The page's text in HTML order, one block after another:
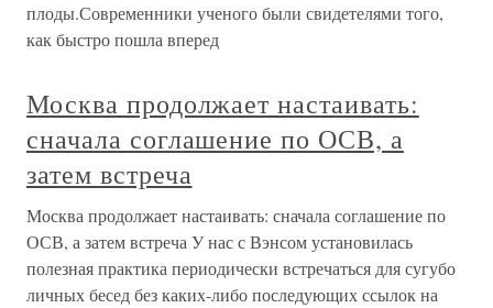
плоды.Современники ученого были свидетелями того,
как быстро пошла вперед
Москва продолжает настаивать:
сначала соглашение по ОСВ, а
затем встреча
Москва продолжает настаивать: сначала соглашение по
ОСВ, а затем встреча У нас с Вэнсом установилась
полезная практика периодически встречаться для сугубо
личных бесед без каких-либо последующих ссылок на